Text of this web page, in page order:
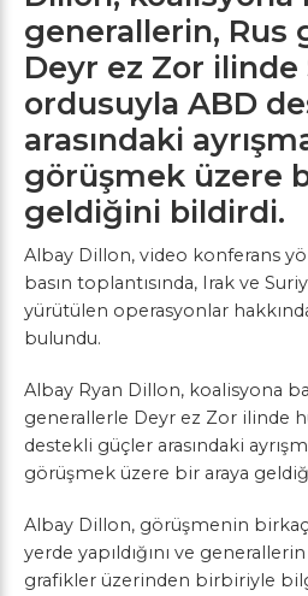
generallerin, Rus
Deyr ez Zor ilinde
ordusuyla ABD
arasındaki
görüşmek üzere
geldiğini bildirdi.
Albay Dillon, video konferans
basın toplantısında, Irak ve
yürütülen operasyonlar
bulundu.
Albay Ryan Dillon, koalisyona
generallerle Deyr ez Zor ilinde
destekli güçler arasındaki
görüşmek üzere bir araya
Albay Dillon, görüşmenin
yerde yapıldığını ve
grafikler üzerinden birbiriyle